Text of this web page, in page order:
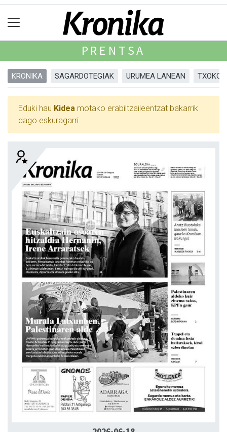
PRENTSA
KRONIKA SAGARDOTEGIAK URUMEA LANEAN
Eduki hau Kidea motako erabiltzaileentzat bakarrik
dago eskuragarri.